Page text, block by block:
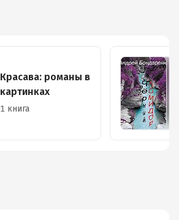
Красава: романы в
картинках
1 книга